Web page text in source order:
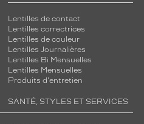
Lentilles de contact
Lentilles correctrices
Lentilles de couleur
Lentilles Journalières
Lentilles Bi Mensuelles
Lentilles Mensuelles
Produits d'entretien
SANTÉ, STYLES ET SERVICES